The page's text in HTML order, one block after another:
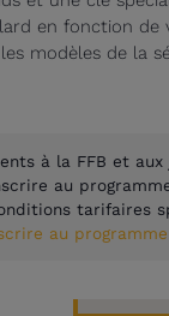
en fonction de
modèles de la
à la FFB et aux
au
tarifaires
au